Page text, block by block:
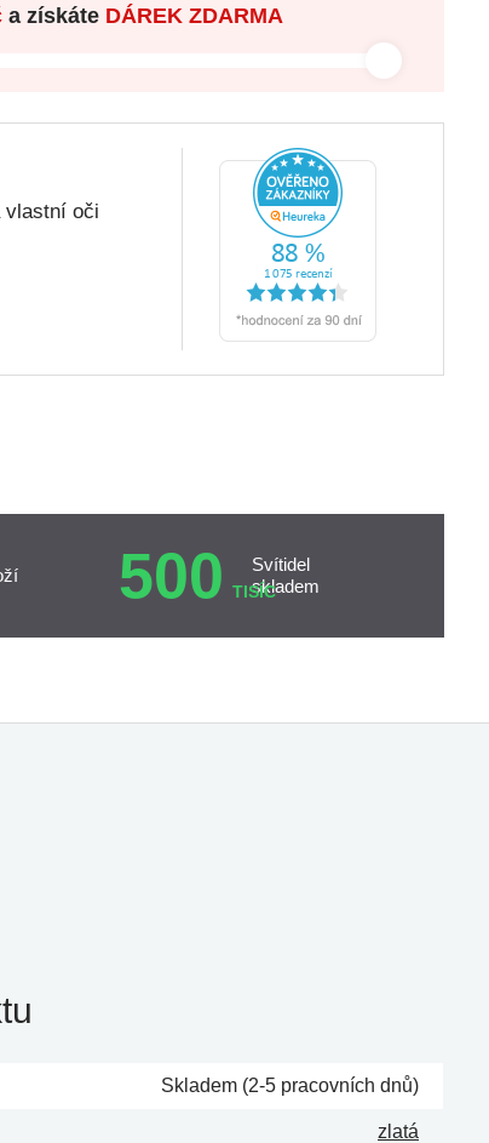
a získáte DÁREK ZDARMA
vlastní oči
500 TISÍC
Svítidel
skladem
Skladem (2-5 pracovních dnů)
zlatá